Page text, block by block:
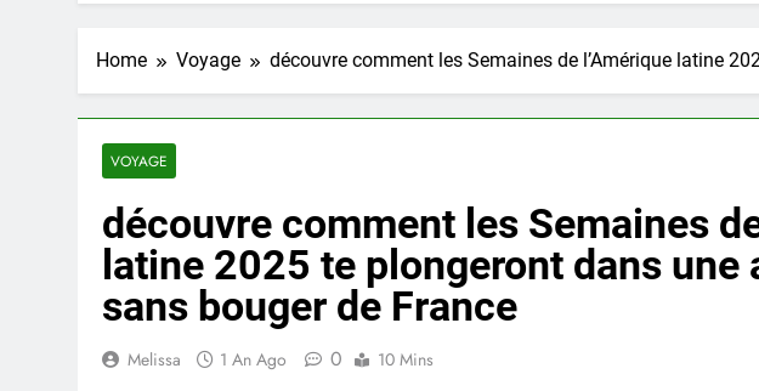
Home Voyage découvre comment les Semaines de l’Amérique latine
VOYAGE
découvre comment les Semaines
latine 2025 te plongeront dans une
sans bouger de France
Melissa 1 An Ago 0 10 Mins